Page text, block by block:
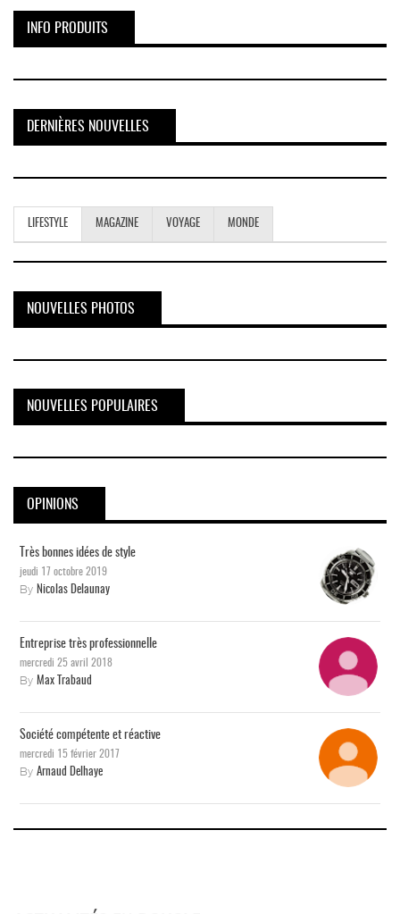
INFO PRODUITS
DERNIÈRES NOUVELLES
LIFESTYLE MAGAZINE VOYAGE MONDE
NOUVELLES PHOTOS
NOUVELLES POPULAIRES
OPINIONS
Très bonnes idées de style
jeudi 17 octobre 2019
By Nicolas Delaunay
Entreprise très professionnelle
mercredi 25 avril 2018
By Max Trabaud
Société compétente et réactive
mercredi 15 février 2017
By Arnaud Delhaye